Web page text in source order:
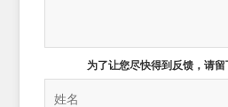
为了让您尽快得到反馈，请留